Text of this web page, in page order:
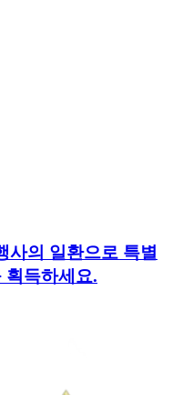
사의 일환으로 특별
획득하세요.